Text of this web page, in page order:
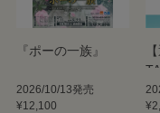
『ポーの一族』
2026/10/13発売
¥12,100